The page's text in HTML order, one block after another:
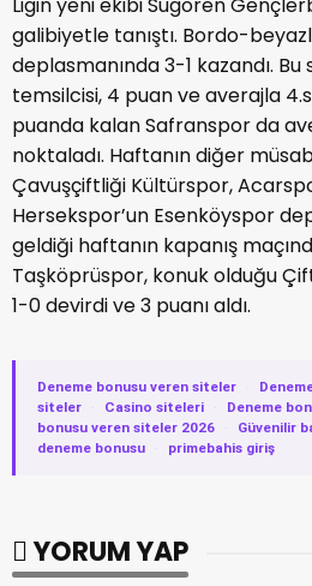
galibiyetle tanıştı. Bordo-
deplasmanında 3-1 kazandı.
temsilcisi, 4 puan ve averajla
puanda kalan Safranspor da
noktaladı. Haftanın diğer
Çavuşçiftliği Kültürspor,
Hersekspor’un Esenköyspor
geldiği haftanın kapanış
Taşköprüspor, konuk olduğu
1-0 devirdi ve 3 puanı aldı.
Deneme bonusu veren siteler ·
siteler
· Casino siteleri · Deneme
bonusu veren siteler 2026
· Güvenilir
deneme bonusu
· primebahis giriş
YORUM YAP